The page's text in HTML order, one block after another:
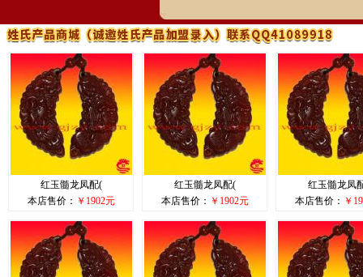
红玉髓龙凤配(
本店售价： ￥1902元
红玉髓龙凤配(
本店售价： ￥1902元
红玉髓龙凤
本店售价： ￥